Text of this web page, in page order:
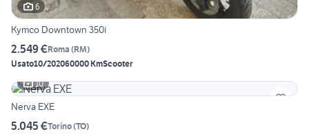
6
Kymco Downtown 350i
2.549 €Roma (RM)
Usato10/202060000 KmScooter
10
Nerva EXE
5.045 €Torino(TO)